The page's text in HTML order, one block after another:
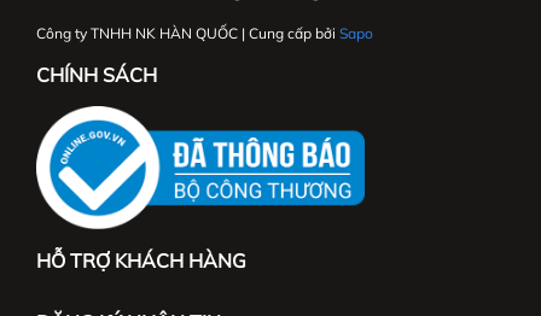
Công ty TNHH NK HÀN QUỐC | Cung cấp bởi Sapo
CHÍNH SÁCH
HỖ TRỢ KHÁCH HÀNG